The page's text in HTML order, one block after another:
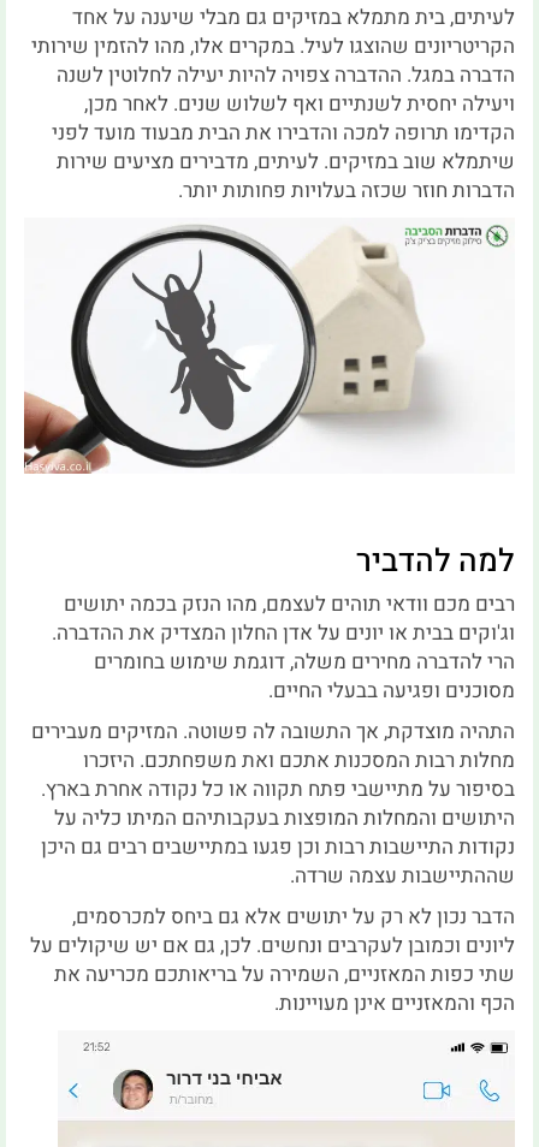
לעיתים, בית מתמלא במזיקים גם מבלי שיענה על אחד
הקריטריונים שהוצגו לעיל. במקרים אלו, מהו להזמין שירותי
הדברה במגל. ההדברה צפויה להיות יעילה לחלוטין לשנה
ויעילה יחסית לשנתיים ואף לשלוש שנים. לאחר מכן,
הקדימו תרופה למכה והדבירו את הבית מבעוד מועד לפני
שיתמלא שוב במזיקים. לעיתים, מדבירים מציעים שירות
הדברות חוזר שכזה בעלויות פחותות יותר.
למה להדביר
רבים מכם וודאי תוהים לעצמם, מהו הנזק בכמה יתושים
וג'וקים בבית או יונים על אדן החלון המצדיק את ההדברה.
הרי להדברה מחירים משלה, דוגמת שימוש בחומרים
מסוכנים ופגיעה בבעלי החיים.
התהיה מוצדקת, אך התשובה לה פשוטה. המזיקים מעבירים
מחלות רבות המסכנות אתכם ואת משפחתכם. היזכרו
בסיפור על מתיישבי פתח תקווה או כל נקודה אחרת בארץ.
היתושים והמחלות המופצות בעקבותיהם המיתו כליה על
נקודות התיישבות רבות וכן פגעו במתיישבים רבים גם היכן
שההתיישבות עצמה שרדה.
הדבר נכון לא רק על יתושים אלא גם ביחס למכרסמים,
ליונים וכמובן לעקרבים ונחשים. לכן, גם אם יש שיקולים על
שתי כפות המאזניים, השמירה על בריאותכם מכריעה את
הכף והמאזניים אינן מעויינות.